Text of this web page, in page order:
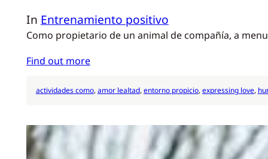
In Entrenamiento positivo
Como propietario de un animal de compañía, a
Find out more
actividades como, amor lealtad, entorno propicio, expressing love,